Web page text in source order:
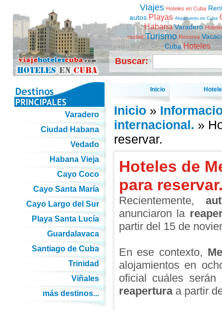
Viajes Hoteles en Cuba
autos Playas Alojamiento en Cuba
Habana Varadero
ciudad Turismo Reserva
Cuba Hoteles
Buscar:
Inicio
Inicio»
internacional. »
reservar.
Hoteles de
para
Recientemente,
anunciaron la
partir del 15 de
En ese contexto,
alojamientos en
oficial cuáles
reaperturaa partir
Varadero
Ciudad Habana
Vedado
Habana Vieja
Cayo Coco
Cayo Santa María
Cayo Largo del Sur
Playa Santa Lucía
Guardalavaca
Santiago de Cuba
Trinidad
Viñales
más destinos...